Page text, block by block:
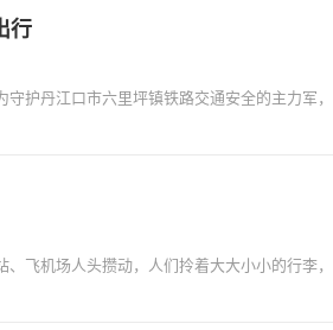
行
护丹江口市六里坪镇铁路交通安全的主力军，
飞机场人头攒动，人们拎着大大小小的行李，